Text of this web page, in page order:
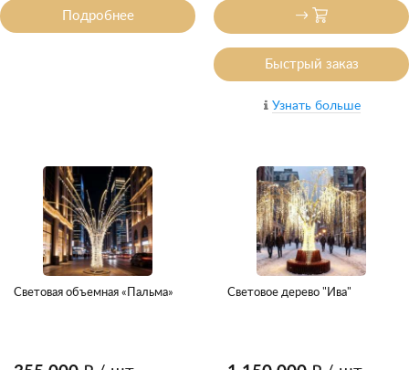
Подробнее
Быстрый заказ
Узнать больше
Световая объемная «Пальма» Световое дерево "Ива"